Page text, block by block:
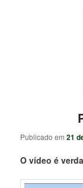
Publicado em21
O vídeo é